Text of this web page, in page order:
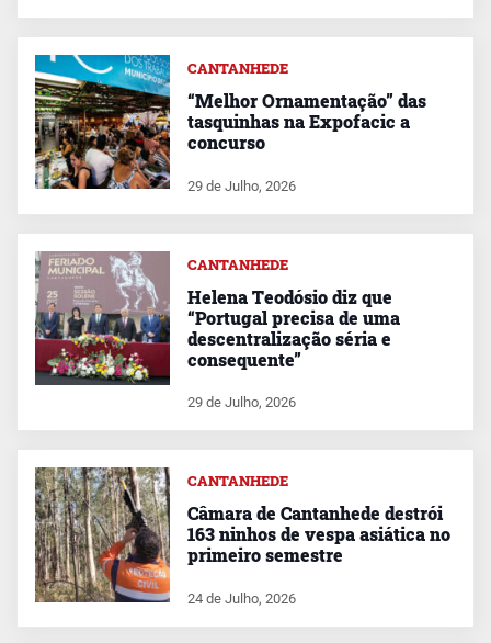
CANTANHEDE
“Melhor Ornamentação” das
tasquinhas na Expofacic a
concurso
29 de Julho, 2026
CANTANHEDE
Helena Teodósio diz que
“Portugal precisa de uma
descentralização séria e
consequente”
29 de Julho, 2026
CANTANHEDE
Câmara de Cantanhede destrói
163 ninhos de vespa asiática no
primeiro semestre
24 de Julho, 2026